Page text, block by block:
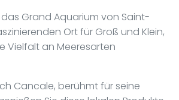
das Grand Aquarium von Saint-
Ort für Groß und Klein,
Vielfalt an Meeresarten
Cancale, berühmt für seine